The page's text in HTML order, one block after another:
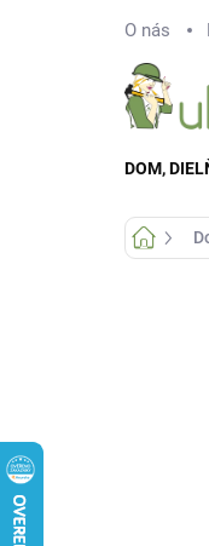
O nás
DOM,
Domov